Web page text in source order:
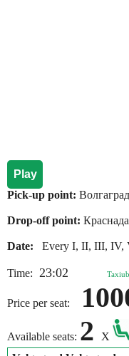
Play
Pick-up point:
Drop-off point:
Date: Every I, II, III, IV,
Time: 23:02
Price per seat:
Available seats: 2
X